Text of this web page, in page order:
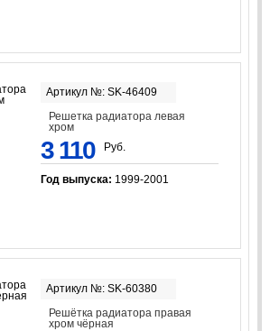
Артикул №: SK-46409
Решетка радиатора левая
хром
3 110 Руб.
Год выпуска: 1999-2001
Артикул №: SK-60380
Решётка радиатора правая
хром чёрная